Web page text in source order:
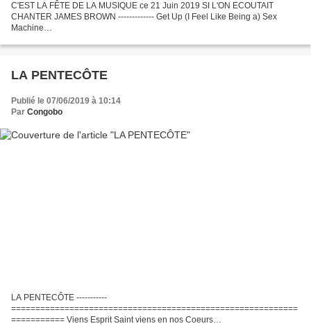
C'EST LA FÊTE DE LA MUSIQUE ce 21 Juin 2019 SI L'ON ECOUTAIT
CHANTER JAMES BROWN ------------- Get Up (I Feel Like Being a) Sex
Machine
============= ====================================== James...
LA PENTECÔTE
Publié le 07/06/2019 à 10:14
Par Congobo
LA PENTECÔTE -----------
===========================================================
=========== Viens Esprit Saint viens en nos Coeurs